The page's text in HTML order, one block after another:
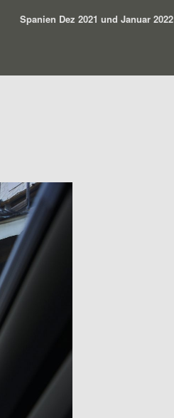
Spanien Dez 2021 und Januar 2022